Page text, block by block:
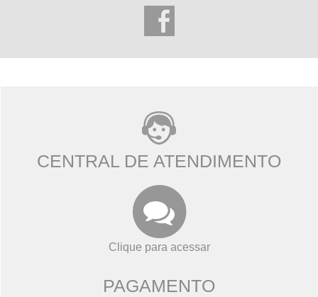
CENTRAL DE ATENDIMENTO
Clique para acessar
PAGAMENTO